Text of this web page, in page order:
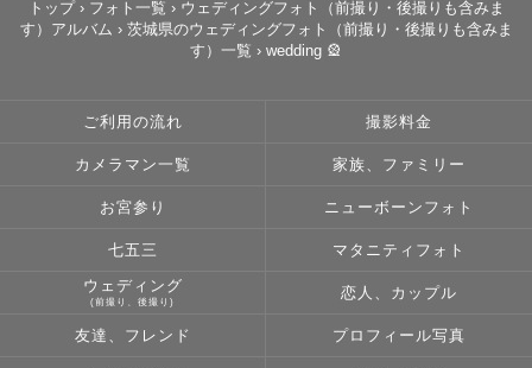
˗ˋˏ　交通費　ˎˊ˗
トップ› フォト一覧 › ウェディングフォト（前撮り・後撮りも含みま
す）アルバム › 茨城県のウェディングフォト（前撮り・後撮りも含みま
す）一覧 › wedding 🎡
ご利用の流れ 撮影料金
カメラマン一覧 家族、ファミリー
お宮参り ニューボーンフォト
七五三 マタニティフォト
ウェディング
(前撮り、後撮り)
恋人、カップル
友達、フレンド プロフィール写真